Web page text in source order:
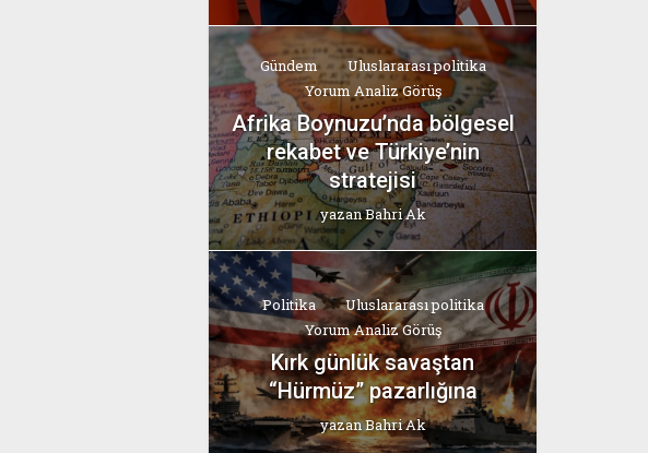
Gündem
Uluslararası politika
Yorum Analiz Görüş
Afrika Boynuzu’nda bölgesel
rekabet ve Türkiye’nin
stratejisi
yazanBahri Ak
Politika
Uluslararası politika
Yorum Analiz Görüş
Kırk günlük savaştan
“Hürmüz” pazarlığına
yazanBahri Ak